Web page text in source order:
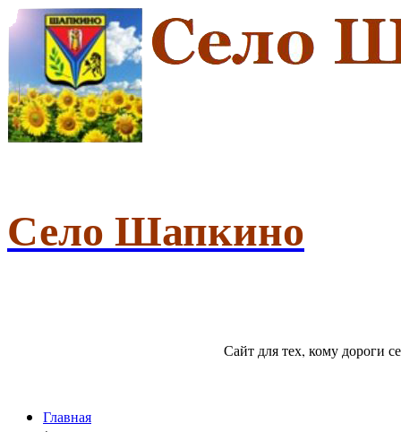
Село Шапкино
Сайт для тех, кому дороги
Главная